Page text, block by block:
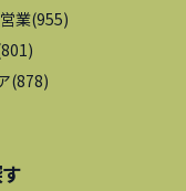
業(955)
801 )
(878)